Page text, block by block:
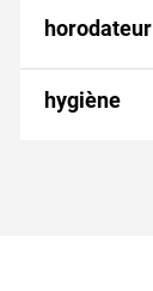
horodateur
hygiène